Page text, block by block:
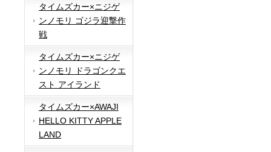
タイムズカー×ニジゲ
ンノモリ ゴジラ迎撃作
戦
タイムズカー×ニジゲ
ンノモリ ドラゴンクエ
スト アイランド
タイムズカー×AWAJI
HELLO KITTY APPLE
LAND